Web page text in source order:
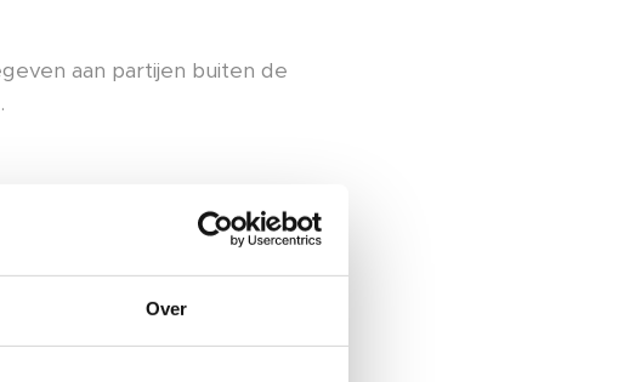
Over
aan partijen buiten de
van de website mogelijk te